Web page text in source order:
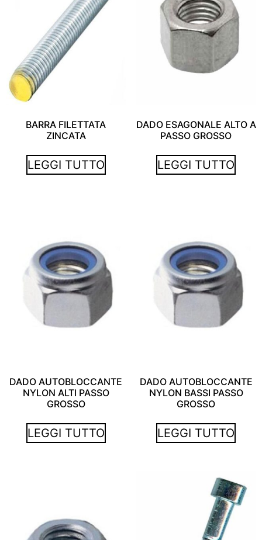
BARRA FILETTATA
ZINCATA
LEGGI TUTTO
DADO ESAGONALE ALTO A
PASSO GROSSO
LEGGI TUTTO
DADO AUTOBLOCCANTE
NYLON ALTI PASSO
GROSSO
LEGGI TUTTO
DADO AUTOBLOCCANTE
NYLON BASSI PASSO
GROSSO
LEGGI TUTTO